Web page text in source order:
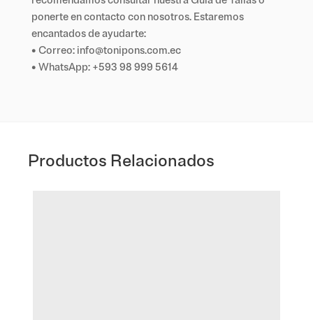
ponerte en contacto con nosotros. Estaremos
encantados de ayudarte:
• Correo: info@tonipons.com.ec
• WhatsApp: +593 98 999 5614
Productos Relacionados